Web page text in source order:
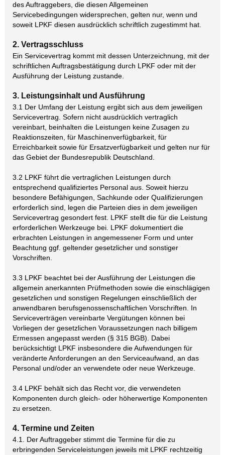
des Auftraggebers, die diesen Allgemeinen
Servicebedingungen widersprechen, gelten nur, wenn und
soweit LPKF diesen ausdrücklich schriftlich zugestimmt hat.
2. Vertragsschluss
Ein Servicevertrag kommt mit dessen Unterzeichnung, mit der
schriftlichen Auftragsbestätigung durch LPKF oder mit der
Ausführung der Leistung zustande.
3. Leistungsinhalt und Ausführung
3.1 Der Umfang der Leistung ergibt sich aus dem jeweiligen
Servicevertrag. Sofern nicht ausdrücklich vertraglich
vereinbart, beinhalten die Leistungen keine Zusagen zu
Reaktionszeiten, für Maschinenverfügbarkeit, für
Erreichbarkeit sowie für Ersatzverfügbarkeit und gelten nur für
das Gebiet der Bundesrepublik Deutschland.
3.2 LPKF führt die vertraglichen Leistungen durch
entsprechend qualifiziertes Personal aus. Soweit hierzu
besondere Befähigungen, Sachkunde oder Qualifizierungen
erforderlich sind, legen die Parteien dies in dem jeweiligen
Servicevertrag gesondert fest. LPKF stellt die für die Leistung
erforderlichen Werkzeuge bei. LPKF dokumentiert die
erbrachten Leistungen in angemessener Form und unter
Beachtung ggf. geltender gesetzlicher und sonstiger
Vorschriften.
3.3 LPKF beachtet bei der Ausführung der Leistungen die
allgemein anerkannten Prüfmethoden sowie die einschlägigen
gesetzlichen und sonstigen Regelungen einschließlich der
anwendbaren berufsgenossenschaftlichen Vorschriften. In
Serviceverträgen vereinbarte Vergütungen können bei
Vorliegen der gesetzlichen Voraussetzungen nach billigem
Ermessen angepasst werden (§ 315 BGB). Dabei
berücksichtigt LPKF insbesondere die Aufwendungen für
veränderte Anforderungen an den Serviceaufwand, an das
Personal und/oder an verwendete oder neue Werkzeuge.
3.4 LPKF behält sich das Recht vor, die verwendeten
Komponenten durch gleich- oder höherwertige Komponenten
zu ersetzen.
4. Termine und Zeiten
4.1. Der Auftraggeber stimmt die Termine für die zu
erbringenden Serviceleistungen jeweils mit LPKF rechtzeitig